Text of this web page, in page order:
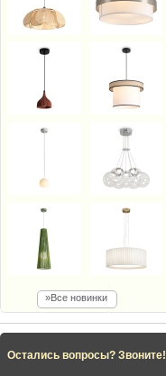
»Все новинки
Остались вопросы? Звоните!